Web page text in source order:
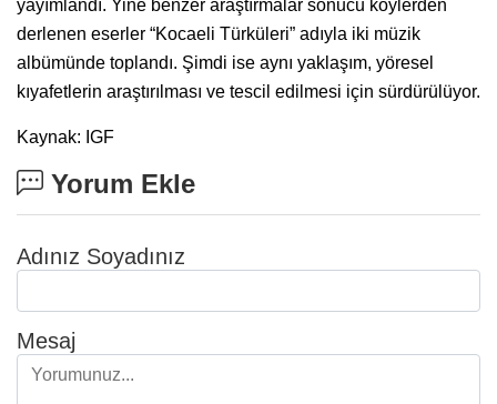
yayımlandı. Yine benzer araştırmalar sonucu köylerden
derlenen eserler “Kocaeli Türküleri” adıyla iki müzik
albümünde toplandı. Şimdi ise aynı yaklaşım, yöresel
kıyafetlerin araştırılması ve tescil edilmesi için sürdürülüyor.
Kaynak: IGF
Yorum Ekle
Adınız Soyadınız
Mesaj